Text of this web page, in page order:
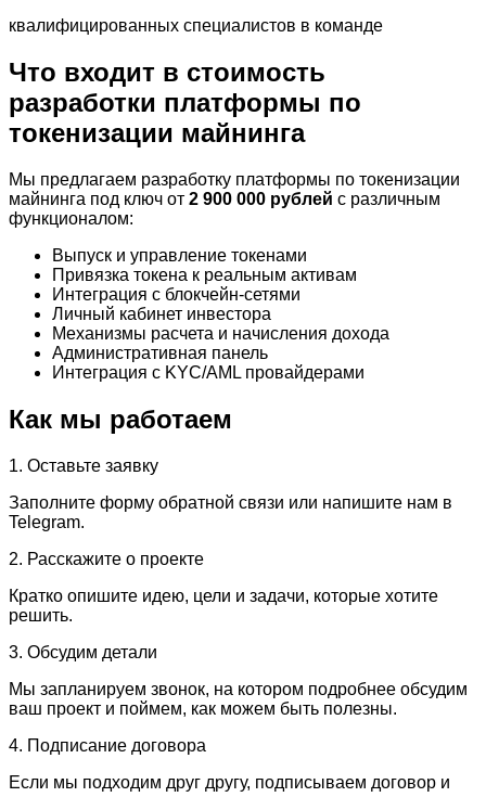
квалифицированных специалистов в команде
Что входит в стоимость
разработки платформы по
токенизации майнинга
Мы предлагаем разработку платформы по токенизации
майнинга под ключ от 2 900 000 рублей с различным
функционалом:
Выпуск и управление токенами
Привязка токена к реальным активам
Интеграция с блокчейн-сетями
Личный кабинет инвестора
Механизмы расчета и начисления дохода
Административная панель
Интеграция с KYC/AML провайдерами
Как мы работаем
1. Оставьте заявку
Заполните форму обратной связи или напишите нам в
Telegram.
2. Расскажите о проекте
Кратко опишите идею, цели и задачи, которые хотите
решить.
3. Обсудим детали
Мы запланируем звонок, на котором подробнее обсудим
ваш проект и поймем, как можем быть полезны.
4. Подписание договора
Если мы подходим друг другу, подписываем договор и